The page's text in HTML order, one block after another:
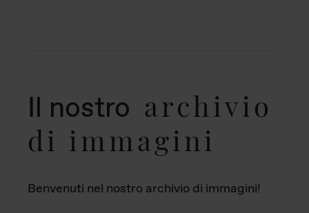
Il nostro archivio
di immagini
Benvenuti nel nostro archivio di immagini!